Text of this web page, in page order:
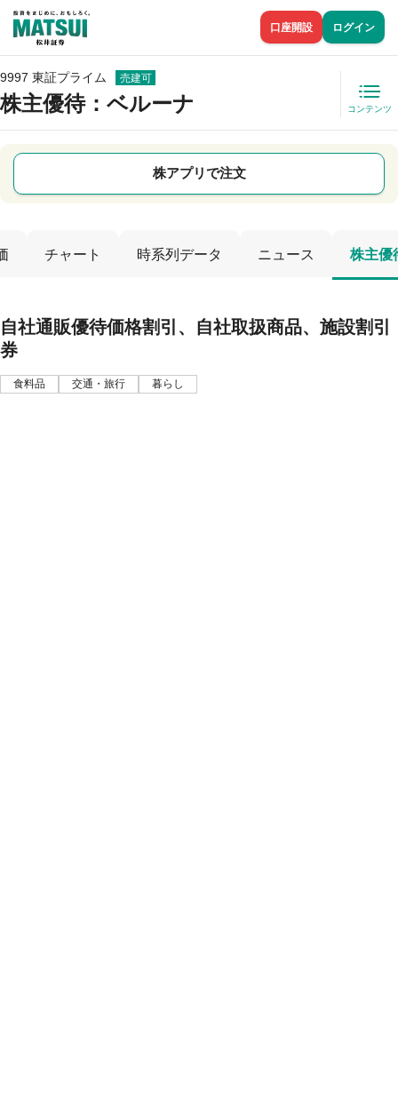
口座開設 ログイン
9997 東証プライム 売建可
株主優待：ベルーナ コンテンツ
株アプリで注文
チャート 時系列データ ニュース 株主優
自社通販優待価格割引、自社取扱商品、施設割引
券
食料品 交通・旅行 暮らし